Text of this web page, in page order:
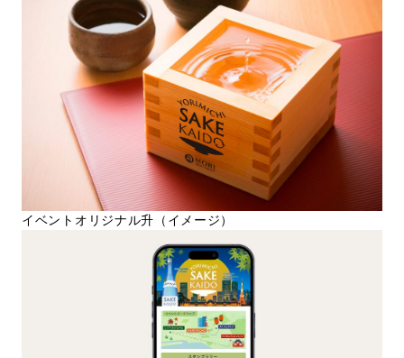
イベントオリジナル升（イメージ）